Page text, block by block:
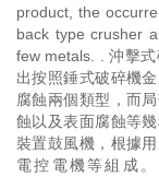
product, the
back type crusher
few metals. . 沖擊
出按照錘式破碎機
腐蝕兩個類型，而
蝕以及表面腐蝕等
裝置鼓風機，根據
電控電機等組成。